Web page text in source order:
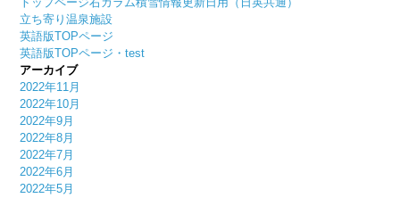
立ち寄り温泉施設
英語版TOPページ
英語版TOPページ・test
アーカイブ
2022年11月
2022年10月
2022年9月
2022年8月
2022年7月
2022年6月
2022年5月